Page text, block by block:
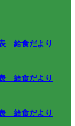
給食だより
給食だより
給食だより